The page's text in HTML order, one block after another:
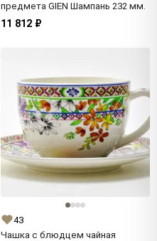
предмета GIEN Шампань 232 мм.
11 812 ₽
43
Чашка с блюдцем чайная